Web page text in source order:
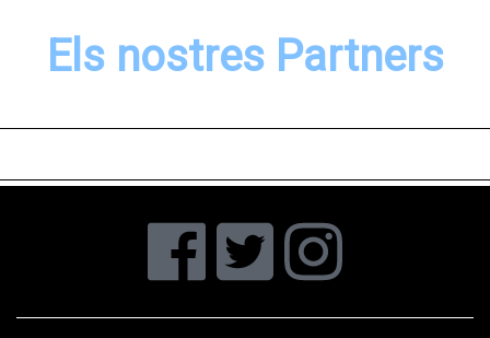
Els nostres Partners